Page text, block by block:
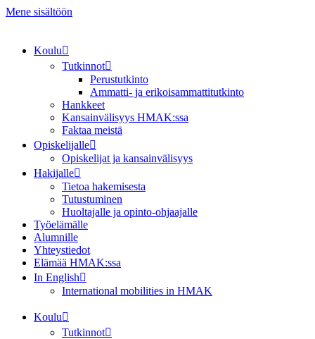
Mene sisältöön
Koulu
Tutkinnot
Perustutkinto
Ammatti- ja erikoisammattitutkinto
Hankkeet
Kansainvälisyys HMAK:ssa
Faktaa meistä
Opiskelijalle
Opiskelijat ja kansainvälisyys
Hakijalle
Tietoa hakemisesta
Tutustuminen
Huoltajalle ja opinto-ohjaajalle
Työelämälle
Alumnille
Yhteystiedot
Elämää HMAK:ssa
In English
International mobilities in HMAK
Koulu
Tutkinnot